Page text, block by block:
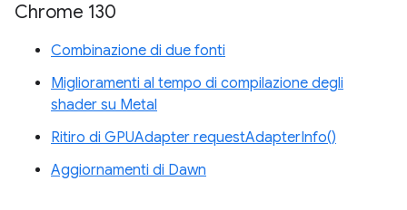
Chrome 130
Combinazione di due fonti
Miglioramenti al tempo di compilazione degli
shader su Metal
Ritiro di GPUAdapter requestAdapterInfo()
Aggiornamenti di Dawn